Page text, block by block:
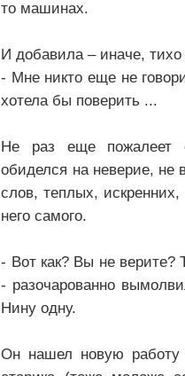
то машинах.
И добавила – иначе,
- Мне никто еще не
хотела бы поверить ...
Не раз еще пожалеет
обиделся на неверие, не
слов, теплых,
него самого.
- Вот как? Вы не
- разочарованно
Нину одну.
Он нашел новую работу